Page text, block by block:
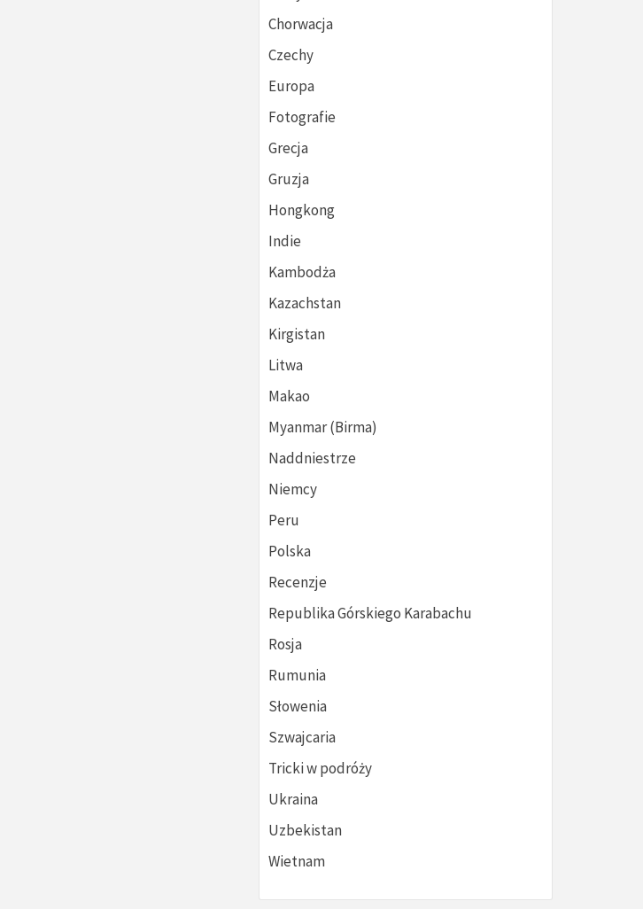
Chorwacja
Czechy
Europa
Fotografie
Grecja
Gruzja
Hongkong
Indie
Kambodża
Kazachstan
Kirgistan
Litwa
Makao
Myanmar (Birma)
Naddniestrze
Niemcy
Peru
Polska
Recenzje
Republika Górskiego Karabachu
Rosja
Rumunia
Słowenia
Szwajcaria
Tricki w podróży
Ukraina
Uzbekistan
Wietnam